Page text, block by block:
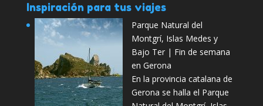
Inspiración para tus viajes
Parque Natural del
Montgrí, Islas Medes y
Bajo Ter | Fin de semana
en Gerona
En la provincia catalana de
Gerona se halla el Parque